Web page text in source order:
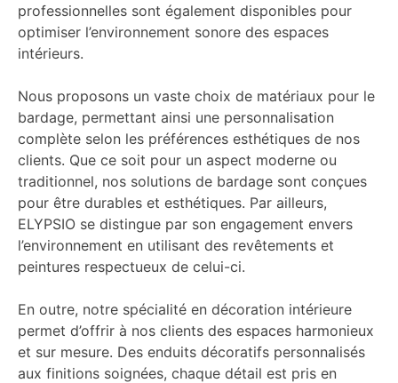
professionnelles sont également disponibles pour
optimiser l’environnement sonore des espaces
intérieurs.
Nous proposons un vaste choix de matériaux pour le
bardage, permettant ainsi une personnalisation
complète selon les préférences esthétiques de nos
clients. Que ce soit pour un aspect moderne ou
traditionnel, nos solutions de bardage sont conçues
pour être durables et esthétiques. Par ailleurs,
ELYPSIO se distingue par son engagement envers
l’environnement en utilisant des revêtements et
peintures respectueux de celui-ci.
En outre, notre spécialité en décoration intérieure
permet d’offrir à nos clients des espaces harmonieux
et sur mesure. Des enduits décoratifs personnalisés
aux finitions soignées, chaque détail est pris en